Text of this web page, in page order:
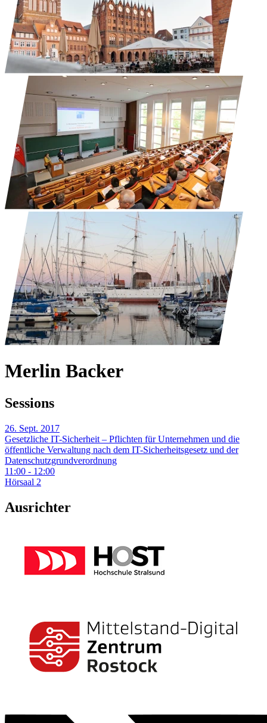
Merlin Backer
Sessions
26. Sept. 2017
Gesetzliche IT-Sicherheit – Pflichten für Unternehmen und die
öffentliche Verwaltung nach dem IT-Sicherheitsgesetz und der
Datenschutzgrundverordnung
11:00 - 12:00
Hörsaal 2
Ausrichter